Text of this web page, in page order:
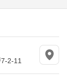
2-11